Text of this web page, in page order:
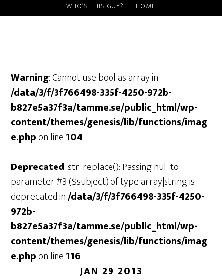
WHO’S THIS GUY?
HOME
Warning: Cannot use bool as array in
/data/3/f/3f766498-335f-4250-972b-
b827e5a37f3a/tamme.se/public_html/wp-
content/themes/genesis/lib/functions/imag
e.phpon line104
Deprecated: str_replace(): Passing null to
parameter #3 ($subject) of type array|string is
deprecated in/data/3/f/3f766498-335f-4250-
972b-
b827e5a37f3a/tamme.se/public_html/wp-
content/themes/genesis/lib/functions/imag
e.phpon line116
JAN 29 2013